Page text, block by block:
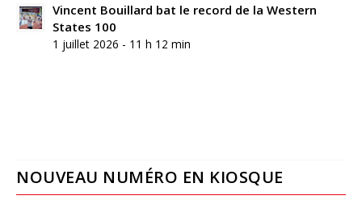
Vincent Bouillard bat le record de la Western
States 100
1 juillet 2026 - 11 h 12 min
NOUVEAU NUMÉRO EN KIOSQUE